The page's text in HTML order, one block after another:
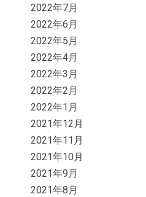
2022年7月
2022年6月
2022年5月
2022年4月
2022年3月
2022年2月
2022年1月
2021年12月
2021年11月
2021年10月
2021年9月
2021年8月